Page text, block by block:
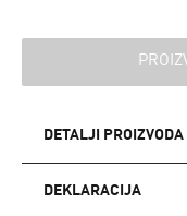
DETALJI PROIZVODA
DEKLARACIJA